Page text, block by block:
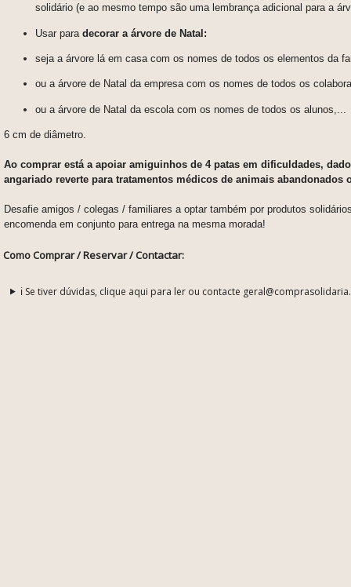
solidário (e ao mesmo tempo são uma lembrança adicional para a
Usar para decorar a árvore de Natal:
seja a árvore lá em casa com os nomes de todos os elementos da
ou a árvore de Natal da empresa com os nomes de todos os
ou a árvore de Natal da escola com os nomes de todos os alunos,...
6 cm de diâmetro.
Ao comprar está a apoiar amiguinhos de 4 patas em dificuldades,
angariado reverte para tratamentos médicos de animais abandonados
Desafie amigos / colegas / familiares a optar também por produtos
encomenda em conjunto para entrega na mesma morada!
Como Comprar / Reservar / Contactar:
ℹ️ Se tiver dúvidas, clique aqui para ler ou contacte